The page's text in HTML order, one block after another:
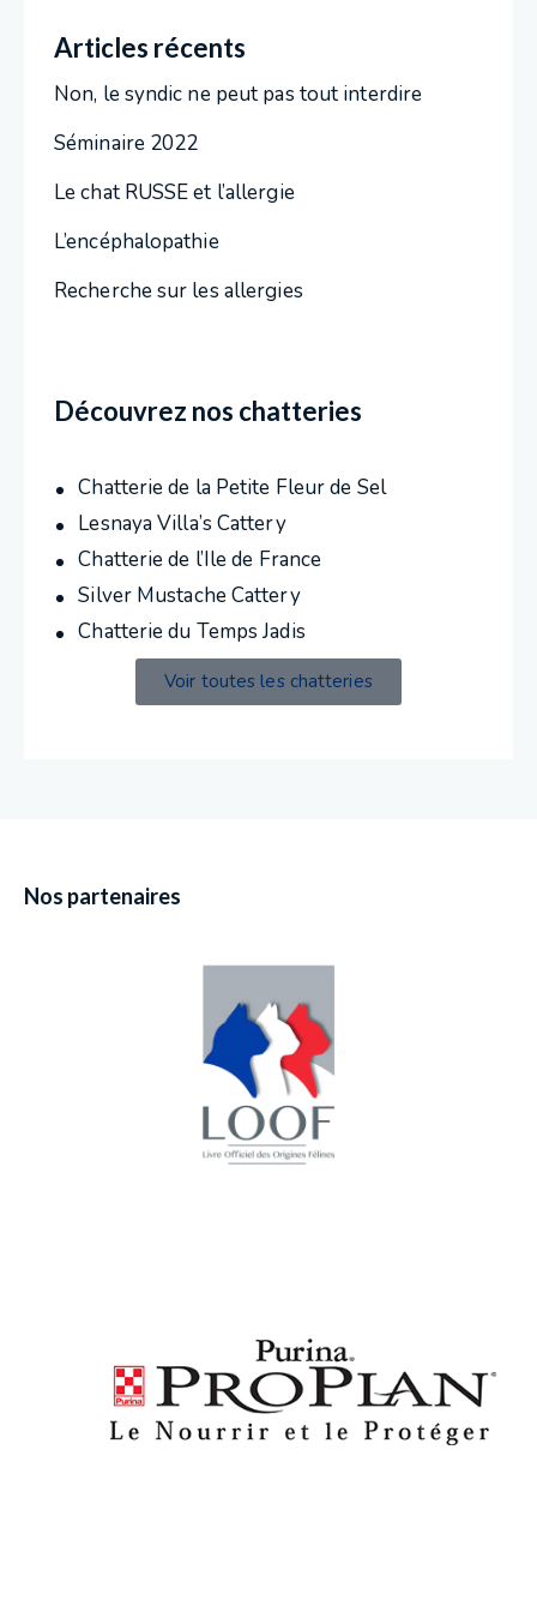
Articles récents
Non, le syndic ne peut pas tout interdire
Séminaire 2022
Le chat RUSSE et l’allergie
L’encéphalopathie
Recherche sur les allergies
Découvrez nos chatteries
Chatterie de la Petite Fleur de Sel
Lesnaya Villa’s Cattery
Chatterie de l’Ile de France
Silver Mustache Cattery
Chatterie du Temps Jadis
Voir toutes les chatteries
Nos partenaires